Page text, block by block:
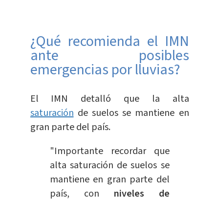
¿Qué recomienda el IMN
ante posibles
emergencias por lluvias?
El IMN detalló que la alta
saturación de suelos se mantiene en
gran parte del país.
"Importante recordar que
alta saturación de suelos se
mantiene en gran parte del
país, con niveles de